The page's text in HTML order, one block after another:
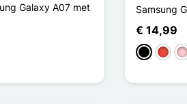
Galaxy A07 met
Samsung
€ 14,99
ZwartRood